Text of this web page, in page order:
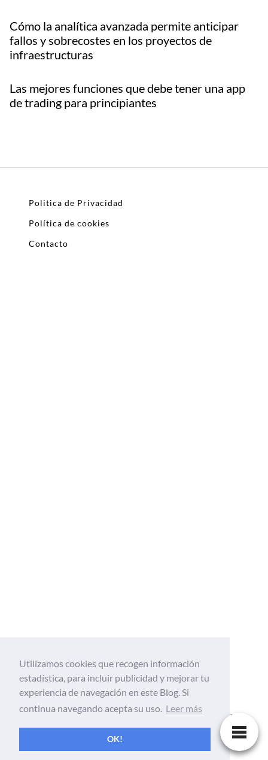
Cómo la analítica avanzada permite anticipar
fallos y sobrecostes en los proyectos de
infraestructuras
Las mejores funciones que debe tener una app
de trading para principiantes
Politica de Privacidad
Política de cookies
Contacto
Web Tecnológica enfocada al mundo de la
tecnología, Informatica, aplicaciones,
android, gadgets, móviles, tutoriales, ciencia
y Internet
Utilizamos cookies que recogen información
estadística, para incluir publicidad y mejorar tu
experiencia de navegación en este Blog. Si
continua navegando acepta su uso. Leer más
OK!